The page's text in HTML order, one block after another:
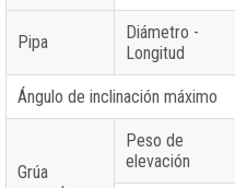
Pipa
Diámetro -
Longitud
Ángulo de inclinación máximo
Grúa
Peso de
elevación